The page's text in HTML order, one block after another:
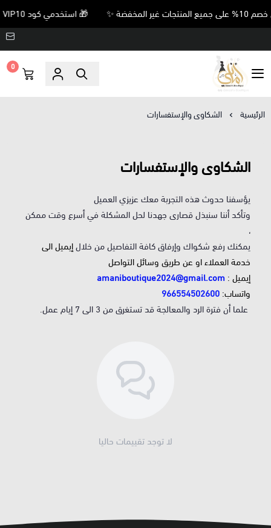
🎁 استخدمي كود VIP10 واحصلي على خصم 10% على جميع المنتجات غير المخفضة ✨
Amani’s Boutique
0
الرئيسية الشكاوى والإستفسارات
الشكاوى والإستفسارات
يؤسفنا حدوث هذه التجربة معك عزيزي العميل
وتأكد أننا سنبذل قصارى جهدنا لحل المشكلة في أسرع وقت ممكن
،
يمكنك رفع شكواك وإرفاق كافة التفاصيل من خلالإيميل الى
خدمة العملاء او عن طريق وسائل التواصل
إيميل : amaniboutique2024@gmail.com
واتساب: 966554502600
علما أن فترة الرد والمعالجة قد تستغرق من 3 الى 7 إيام عمل.
لا توجد تقييمات حاليا